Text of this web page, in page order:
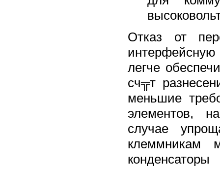
Отказ от
интерфейсную
легче
сч╦т
меньшие
элементов,
случае
клеммникам